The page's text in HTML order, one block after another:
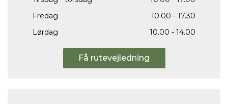
Fredag
10.00 - 17.30
Lørdag
10.00 - 14.00
Få rutevejledning